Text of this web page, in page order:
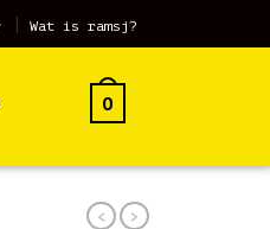
Wat is ramsj?
0
< >